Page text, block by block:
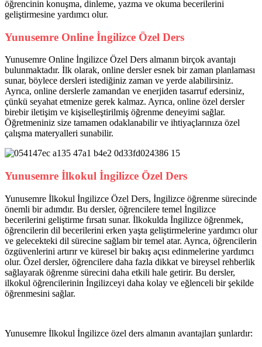
öğrencinin konuşma, dinleme, yazma ve okuma becerilerini
geliştirmesine yardımcı olur.
Yunusemre Online İngilizce Özel Ders
Yunusemre Online İngilizce Özel Ders almanın birçok avantajı
bulunmaktadır. İlk olarak, online dersler esnek bir zaman planlaması
sunar, böylece dersleri istediğiniz zaman ve yerde alabilirsiniz.
Ayrıca, online derslerle zamandan ve enerjiden tasarruf edersiniz,
çünkü seyahat etmenize gerek kalmaz. Ayrıca, online özel dersler
birebir iletişim ve kişiselleştirilmiş öğrenme deneyimi sağlar.
Öğretmeniniz size tamamen odaklanabilir ve ihtiyaçlarınıza özel
çalışma materyalleri sunabilir.
Yunusemre İlkokul İngilizce Özel Ders
Yunusemre İlkokul İngilizce Özel Ders, İngilizce öğrenme sürecinde
önemli bir adımdır. Bu dersler, öğrencilere temel İngilizce
becerilerini geliştirme fırsatı sunar. İlkokulda İngilizce öğrenmek,
öğrencilerin dil becerilerini erken yaşta geliştirmelerine yardımcı olur
ve gelecekteki dil sürecine sağlam bir temel atar. Ayrıca, öğrencilerin
özgüvenlerini artırır ve küresel bir bakış açısı edinmelerine yardımcı
olur. Özel dersler, öğrencilere daha fazla dikkat ve bireysel rehberlik
sağlayarak öğrenme sürecini daha etkili hale getirir. Bu dersler,
ilkokul öğrencilerinin İngilizceyi daha kolay ve eğlenceli bir şekilde
öğrenmesini sağlar.
Yunusemre İlkokul İngilizce özel ders almanın avantajları şunlardır: